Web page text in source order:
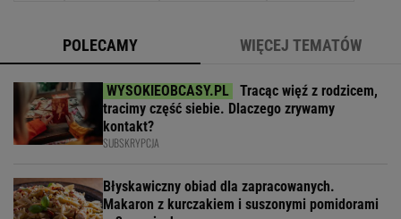
POLECAMY WIĘCEJ TEMATÓW
Tracąc więź z rodzicem,
tracimy część siebie. Dlaczego zrywamy
kontakt?
SUBSKRYPCJA
Błyskawiczny obiad dla zapracowanych.
Makaron z kurczakiem i suszonymi pomidorami